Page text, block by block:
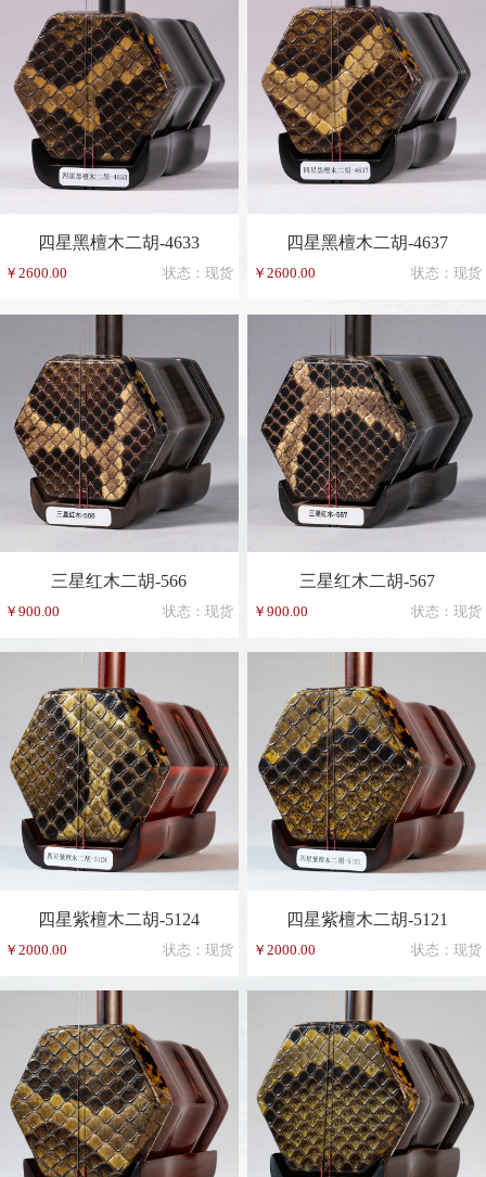
四星黑檀木二胡-4633
￥2600.00 状态：现货
四星黑檀木二胡-4637
￥2600.00 状态：现货
三星红木二胡-566
￥900.00 状态：现货
三星红木二胡-567
￥900.00 状态：现货
四星紫檀木二胡-5124
￥2000.00 状态：现货
四星紫檀木二胡-5121
￥2000.00 状态：现货